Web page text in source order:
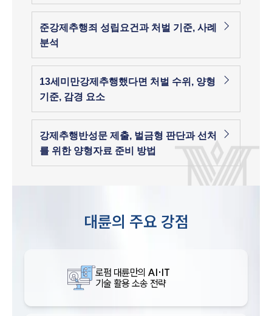
준강제추행죄 성립요건과 처벌 기준, 사례
분석
13세미만강제추행했다면 처벌 수위, 양형
기준, 감경 요소
강제추행반성문 제출, 벌금형 판단과 선처
를 위한 양형자료 준비 방법
대륜의 주요 강점
로펌 대륜만의 AI·IT
기술 활용 소송 전략